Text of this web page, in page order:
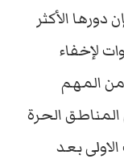
الأكثر
لإخفاء
من المهم
المناطق الحرة
بعد